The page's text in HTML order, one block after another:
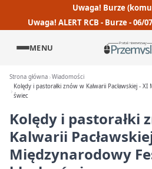
Uwaga! Burze
Uwaga! ALERT RCB - Burze -
MENU
Strona główna Wiadomości
Kolędy i pastorałki znów w Kalwarii Pacławskiej -
świec
Kolędy i pastorałki
Kalwarii
Międzynarodowy